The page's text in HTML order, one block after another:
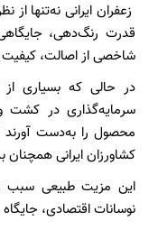
زعفران ایرانی نه‌تنها
قدرت رنگ‌دهی،
شاخصی از اصالت،
در حالی که بسیاری
سرمایه‌گذاری در کشت
محصول را به‌دست آورند
کشاورزان ایرانی همچنان
این مزیت طبیعی سبب
نوسانات اقتصادی،